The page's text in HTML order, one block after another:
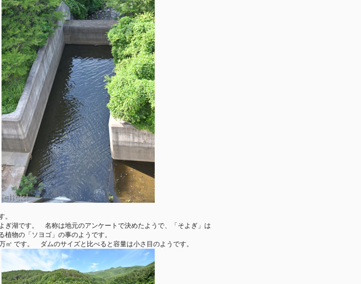
。
ぎ湖です。 名称は地元のアンケートで決めたようで、「そよぎ」は
植物の「ソヨゴ」の事のようです。
㎥ です。 ダムのサイズと比べると容量は小さ目のようです。